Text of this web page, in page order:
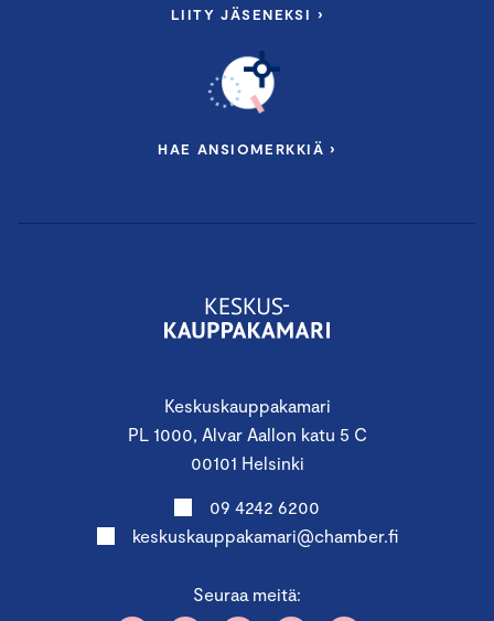
Keskuskauppakamari
PL 1000, Alvar Aallon katu 5 C
00101 Helsinki
09 4242 6200
keskuskauppakamari@chamber.fi
Seuraa meitä:
LIITY JÄSENEKSI ›
HAE ANSIOMERKKIÄ ›